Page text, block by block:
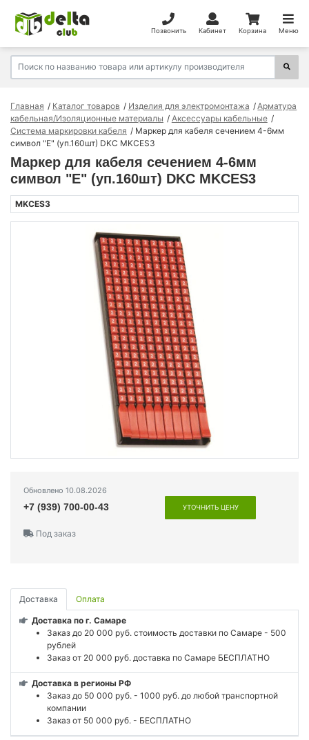
Позвонить Кабинет Корзина Меню
Главная Каталог товаров Изделия для электромонтажа
Арматура
кабельная/Изоляционные материалы
Аксессуары кабельные
Система маркировки кабеля
Маркер для кабеля сечением 4-6мм
символ "E" (уп.160шт) DKC MKCES3
Маркер для кабеля сечением 4-6мм
символ "E" (уп.160шт) DKC MKCES3
MKCES3
Обновлено 10.08.2026
+7 (939) 700-00-43 УТОЧНИТЬ ЦЕНУ
Под заказ
Доставка Оплата
Доставка по г. Самаре
Заказ до 20 000 руб. стоимость доставки по Самаре - 500
рублей
Заказ от 20 000 руб. доставка по Самаре БЕСПЛАТНО
Доставка в регионы РФ
Заказ до 50 000 руб. - 1000 руб. до любой транспортной
компании
Заказ от 50 000 руб. - БЕСПЛАТНО